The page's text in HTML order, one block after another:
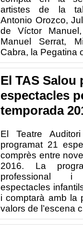
artistes de la
Antonio Orozco,
de Víctor
Manuel Serrat,
Cabra, la Pegatina
El TAS Salou
espectacles
temporada
El Teatre
programat 21
comprès entre
2016. La
professional i
espectacles
i comptarà amb la
valors de l’escena